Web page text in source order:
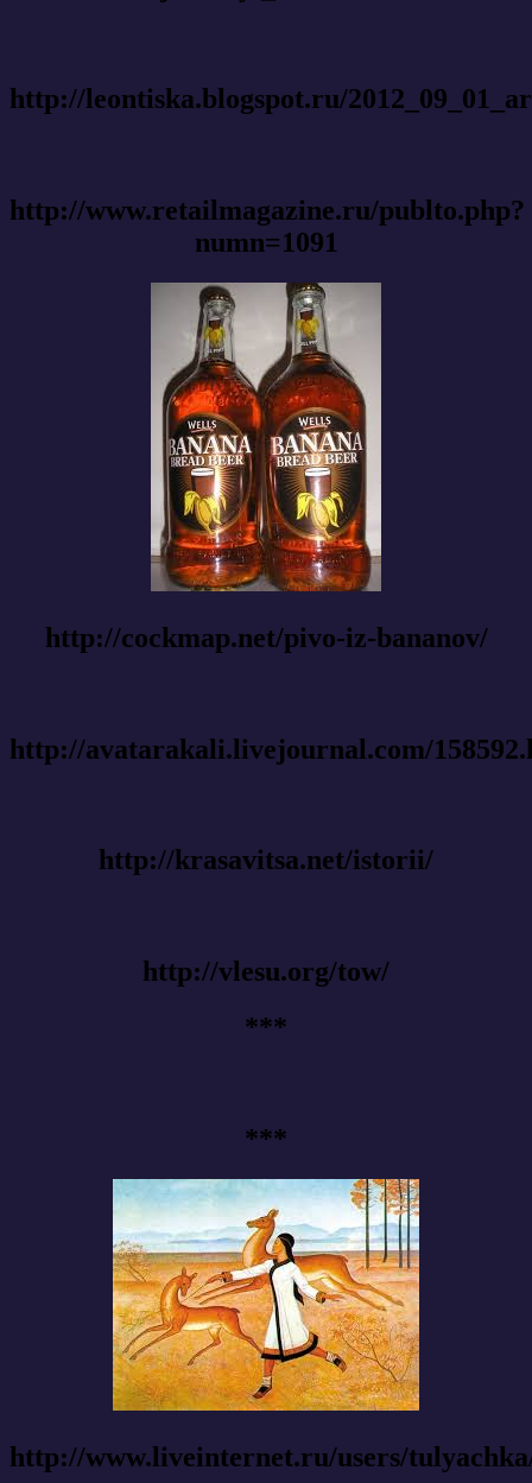
http://leontiska.blogspot.ru/
http://www.retailmagazine.ru/publto.php?
numn=1091
http://cockmap.net/pivo-iz-bananov/
http://avatarakali.livejournal.com/
http://krasavitsa.net/istorii/
http://vlesu.org/tow/
***
***
http://www.liveinternet.ru/users/